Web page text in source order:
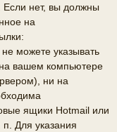
Если нет, вы должны
на
можете указывать
вашем компьютере
ни на
ящики Hotmail или
Для указания